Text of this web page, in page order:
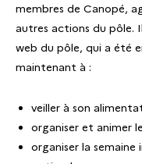
membres de Canopé,
autres actions du pôle.
web du pôle, qui a été
maintenant à :
veiller à son
organiser et animer
organiser la